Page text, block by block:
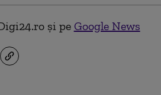
și pe Google News